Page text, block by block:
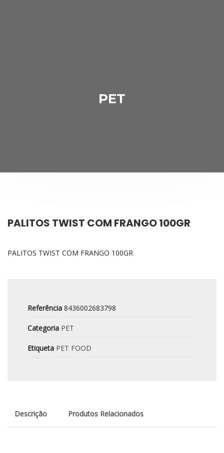
PET
PALITOS TWIST COM FRANGO 100GR
PALITOS TWIST COM FRANGO 100GR
Referência 8436002683798
Categoria PET
Etiqueta PET FOOD
Descrição Produtos Relacionados